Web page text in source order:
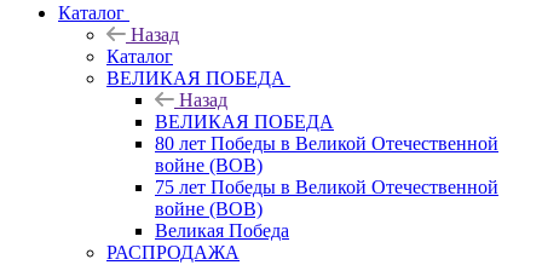
Каталог
Назад
Каталог
ВЕЛИКАЯ ПОБЕДА
Назад
ВЕЛИКАЯ ПОБЕДА
80 лет Победы в Великой Отечественной
войне (ВОВ)
75 лет Победы в Великой Отечественной
войне (ВОВ)
Великая Победа
РАСПРОДАЖА